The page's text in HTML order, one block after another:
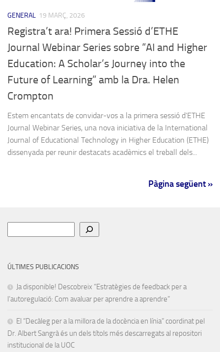
GENERAL 19 MARÇ, 2026
Registra’t ara! Primera Sessió d’ETHE
Journal Webinar Series sobre “AI and Higher
Education: A Scholar’s Journey into the
Future of Learning” amb la Dra. Helen
Crompton
Estem encantats de convidar-vos a la primera sessió d’ETHE
Journal Webinar Series, una nova iniciativa de la International
Journal of Educational Technology in Higher Education (ETHE)
dissenyada per reunir destacats acadèmics el treball dels...
Pàgina següent »
ÚLTIMES PUBLICACIONS
Ja disponible! Descobreix “Estratègies de feedback per a
l’autoregulació: Com avaluar per aprendre a aprendre”
El “Decàleg per a la millora de la docència en línia” coordinat pel
Dr. Albert Sangrà és un dels títols més descarregats al repositori
institucional de la UOC